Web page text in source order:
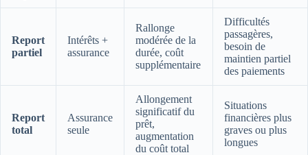
Report
partiel
Intérêts +
assurance
Rallonge
modérée de la
durée, coût
supplémentaire
Difficultés
passagères,
besoin de
maintien partiel
des paiements
Report
total
Assurance
seule
Allongement
significatif du
prêt,
augmentation
du coût total
Situations
financières plus
graves ou plus
longues